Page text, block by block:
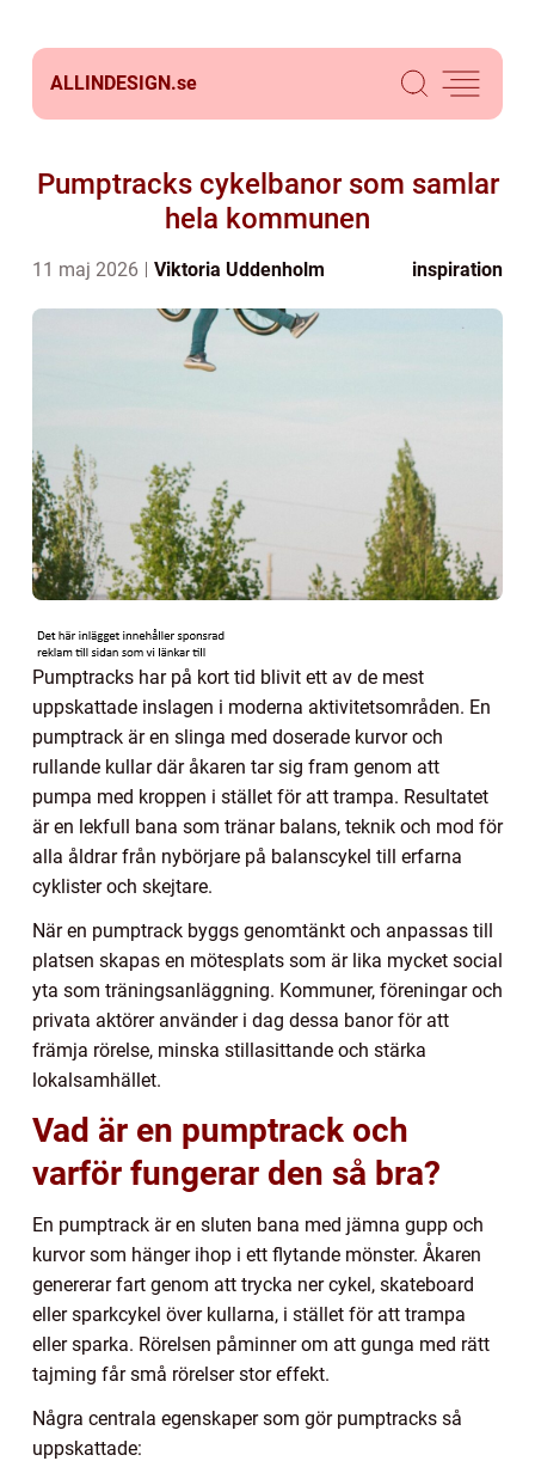
ALLINDESIGN.se
Pumptracks cykelbanor som samlar
hela kommunen
11 maj 2026 Viktoria Uddenholm inspiration
Pumptracks har på kort tid blivit ett av de mest
uppskattade inslagen i moderna aktivitetsområden. En
pumptrack är en slinga med doserade kurvor och
rullande kullar där åkaren tar sig fram genom att
pumpa med kroppen i stället för att trampa. Resultatet
är en lekfull bana som tränar balans, teknik och mod för
alla åldrar från nybörjare på balanscykel till erfarna
cyklister och skejtare.
När en pumptrack byggs genomtänkt och anpassas till
platsen skapas en mötesplats som är lika mycket social
yta som träningsanläggning. Kommuner, föreningar och
privata aktörer använder i dag dessa banor för att
främja rörelse, minska stillasittande och stärka
lokalsamhället.
Vad är en pumptrack och
varför fungerar den så bra?
En pumptrack är en sluten bana med jämna gupp och
kurvor som hänger ihop i ett flytande mönster. Åkaren
genererar fart genom att trycka ner cykel, skateboard
eller sparkcykel över kullarna, i stället för att trampa
eller sparka. Rörelsen påminner om att gunga med rätt
tajming får små rörelser stor effekt.
Några centrala egenskaper som gör pumptracks så
uppskattade: